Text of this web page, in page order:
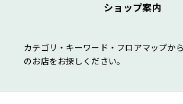
ショップ案内
カテゴリ・キーワード・フロアマップか
のお店をお探しください。